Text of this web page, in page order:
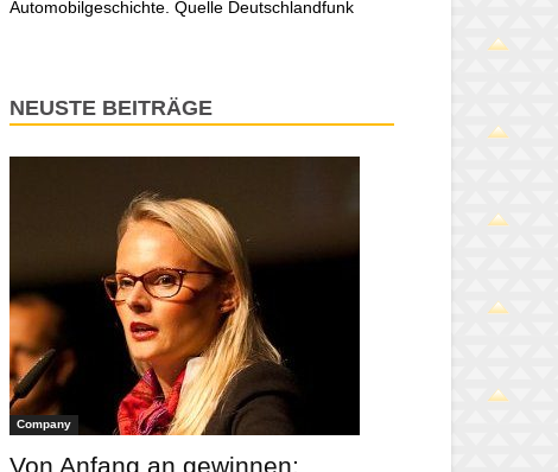
Automobilgeschichte. Quelle Deutschlandfunk
NEUSTE BEITRÄGE
Company
Von Anfang an gewinnen: